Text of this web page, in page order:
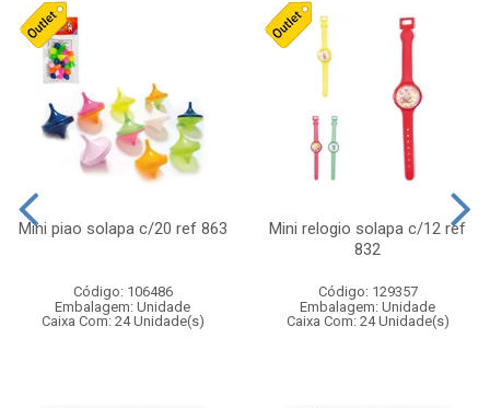
Mini piao solapa c/20 ref 863
Código: 106486
Embalagem: Unidade
Caixa Com: 24 Unidade(s)
Mini relogio solapa c/12 ref
832
Código: 129357
Embalagem: Unidade
Caixa Com: 24 Unidade(s)